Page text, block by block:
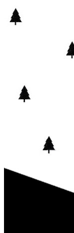
69.00€